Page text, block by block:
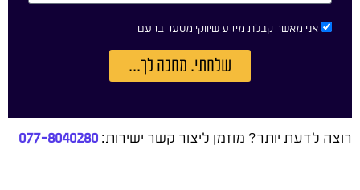
אני מאשר קבלת מידע שיווקי מסער ברעם
שלחתי. מחכה לך...
רוצה לדעת יותר? מוזמן ליצור קשר ישירות:077-8040280